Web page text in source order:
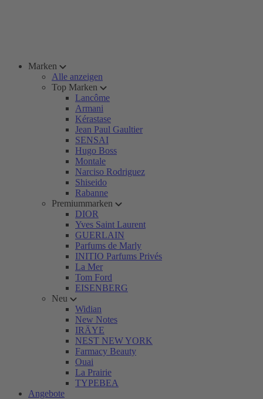
Marken
Alle anzeigen
Top Marken
Lancôme
Armani
Kérastase
Jean Paul Gaultier
SENSAI
Hugo Boss
Montale
Narciso Rodriguez
Shiseido
Rabanne
Premiummarken
DIOR
Yves Saint Laurent
GUERLAIN
Parfums de Marly
INITIO Parfums Privés
La Mer
Tom Ford
EISENBERG
Neu
Widian
New Notes
IRÄYE
NEST NEW YORK
Farmacy Beauty
Ouai
La Prairie
TYPEBEA
Angebote